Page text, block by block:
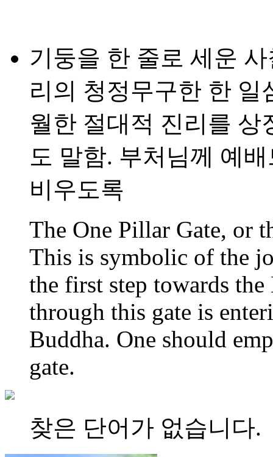
기둥을 한 줄로 세운
리의 청정무구한 한
월한 절대적 진리를
도 말함. 부처님께 예
비우도록
The One Pillar Gate, or
This is symbolic of the
the first step towards the
through this gate is
Buddha. One should
gate.
찾은 단어가 없습니다.